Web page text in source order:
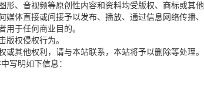
形、音视频等原创性内容和资料均受版权、商标或其他
体直接或间接予以发布、播放、通过信息网络传播、
于任何商业目的。
版权侵权行为。
其他权利，请与本站联系，本站将予以删除等处理。
写明如下信息：